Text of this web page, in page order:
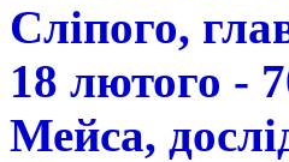
Сліпого,
18 лютого -
Мейса,